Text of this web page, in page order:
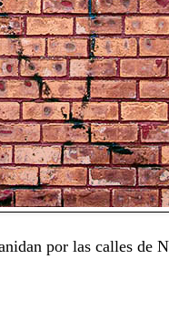
por las calles de